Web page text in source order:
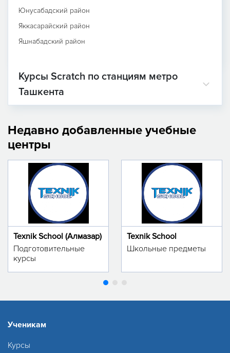
Юнусабадский район
Яккасарайский район
Яшнабадский район
Курсы Scratch по станциям метро
Ташкента
Недавно добавленные учебные
центры
Texnik School (Алмазар)
Подготовительные
курсы
Texnik School
Школьные предметы
Ученикам
Курсы